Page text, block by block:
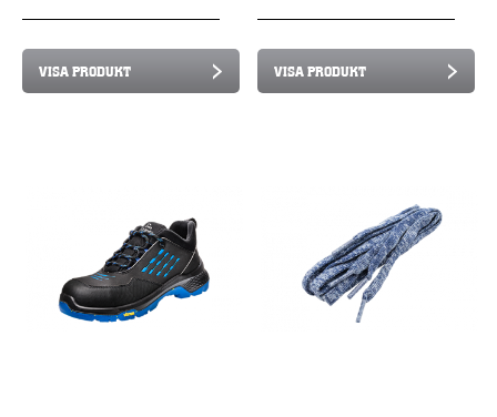
VISA PRODUKT VISA PRODUKT